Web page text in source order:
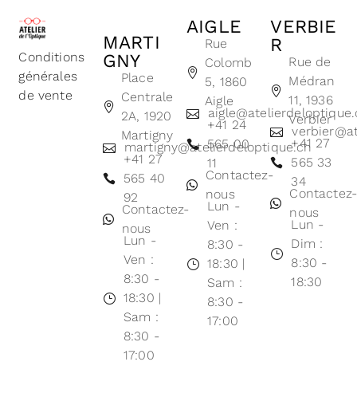
Conditions
générales
de vente
MARTI
GNY
Place
Centrale
2A, 1920
Martigny
martigny@atelierdeloptique.ch
+41 27
565 40
92
Contactez-
nous
Lun -
Ven :
8:30 -
18:30 |
Sam :
8:30 -
17:00
AIGLE
Rue
Colomb
5, 1860
Aigle
+41 24
565 00
11
Contactez-
nous
Lun -
Ven :
8:30 -
18:30 |
Sam :
8:30 -
17:00
VERBIE
R
Rue de
Médran
11, 1936
Verbier
+41 27
565 33
34
Contactez-
nous
Lun -
Dim :
8:30 -
18:30